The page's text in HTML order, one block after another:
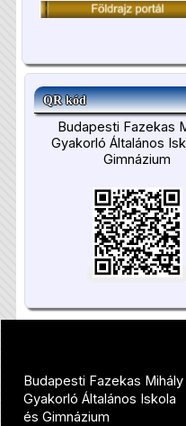
QR kód
Budapesti Fazekas
Gyakorló Általános
Gimnázium
Budapesti Fazekas Mihály
Gyakorló Általános Iskola
és Gimnázium